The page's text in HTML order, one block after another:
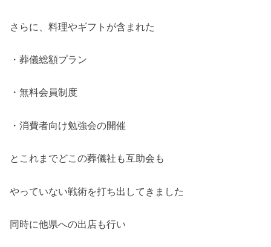
さらに、料理やギフトが含まれた
・葬儀総額プラン
・無料会員制度
・消費者向け勉強会の開催
とこれまでどこの葬儀社も互助会も
やっていない戦術を打ち出してきました
同時に他県への出店も行い